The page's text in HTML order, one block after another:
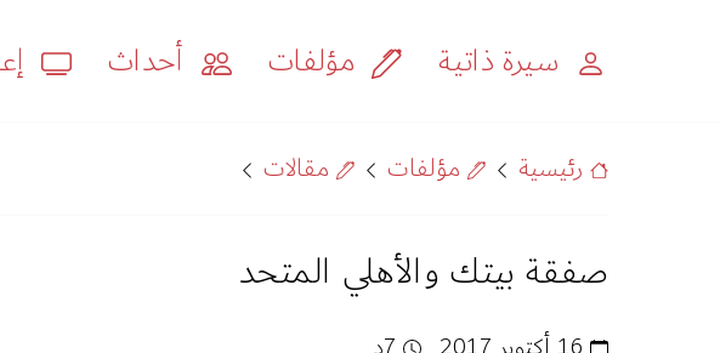
سيرة ذاتية مؤلفات أحداث
رئيسية مؤلفات مقالات
صفقة بيتك والأهلي المتحد